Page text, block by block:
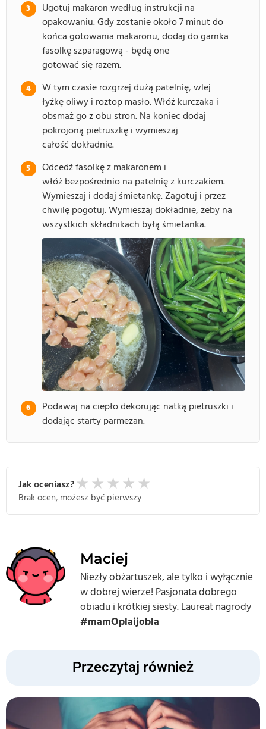
Ugotuj makaron według instrukcji na
opakowaniu. Gdy zostanie około 7 minut do
końca gotowania makaronu, dodaj do garnka
fasolkę szparagową - będą one
gotować się razem.
W tym czasie rozgrzej dużą patelnię, wlej
łyżkę oliwy i roztop masło. Włóż kurczaka i
obsmaż go z obu stron. Na koniec dodaj
pokrojoną pietruszkę i wymieszaj
całość dokładnie.
Odcedź fasolkę z makaronem i
włóż bezpośrednio na patelnię z kurczakiem.
Wymieszaj i dodaj śmietankę. Zagotuj i przez
chwilę pogotuj. Wymieszaj dokładnie, żeby na
wszystkich składnikach byłą śmietanka.
Podawaj na ciepło dekorując natką pietruszki i
dodając starty parmezan.
Jak oceniasz? ★ ★ ★ ★ ★
Brak ocen, możesz być pierwszy
Maciej
Niezły obżartuszek, ale tylko i wyłącznie
w dobrej wierze! Pasjonata dobrego
obiadu i krótkiej siesty. Laureat nagrody
#mamOplaijobla
Przeczytaj również